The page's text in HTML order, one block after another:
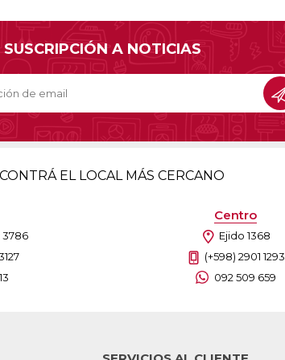
SUSCRIPCIÓN A NOTICIAS
EL LOCAL MÁS CERCANO
Centro
Ejido 1368
(+598) 2901 1293
092 509 659